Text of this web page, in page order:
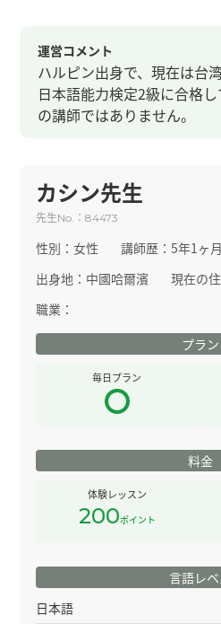
運営コメント
ハルピン出身で、現在は台
日本語能力検定2級に合格
の講師ではありません。
カシン先生
先生No. ：84473
性別：女性 講師歴：5年1ヶ月
出身地： 中國哈爾濱 現在の住
職業：
プラン
毎日プラン
料金
体験レッスン
200ポイント
言語レ
日本語